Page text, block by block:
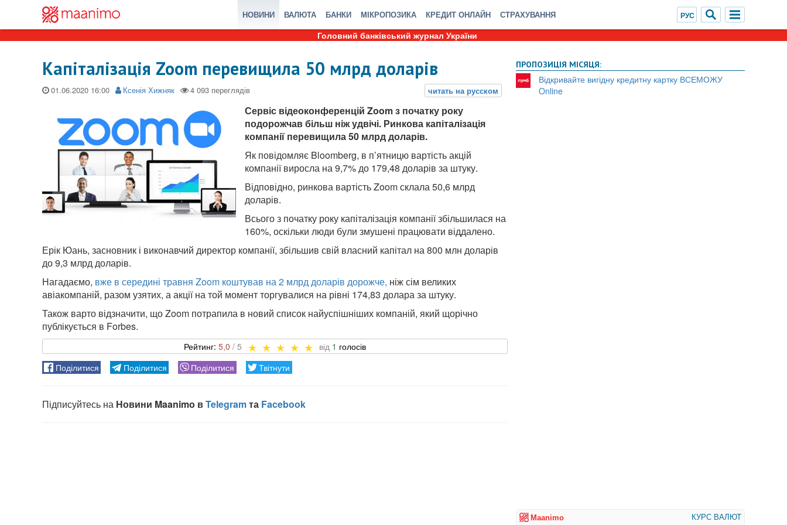
НОВИНИ ВАЛЮТА БАНКИ МІКРОПОЗИКА КРЕДИТ ОНЛАЙН СТРАХУВАННЯ
Головний банківський журнал України
Капіталізація Zoom перевищила 50 млрд доларів
01.06.2020 Ксенія Хижняк
Сервіс відеоконференцій Zoom з початку року
подорожчав більш ніж удвічі. Ринкова капіталізація
компанії перевищила 50 млрд доларів.
Як повідомляє Bloomberg, в п’ятницю вартість акцій
компанії виросла на 9,7% до 179,48 доларів за штуку.
Відповідно, ринкова вартість Zoom склала 50,6 млрд
доларів.
Всього з початку року капіталізація компанії збільшилася на
160%, оскільки люди були змушені працювати віддалено.
Ерік Юань, засновник і виконавчий директор компанії, збільшив свій власний капітал на 800 млн доларів
до 9,3 млрд доларів.
Нагадаємо, вже в середині травня Zoom коштував на 2 млрд доларів дорожче, ніж сім великих
авіакомпаній, разом узятих, а акції на той момент торгувалися на рівні 174,83 долара за штуку.
Також варто відзначити, що Zoom потрапила в новий список найуспішніших компаній, який щорічно
публікується в Forbes.
5,0 1
ПРОПОЗИЦІЯ МІСЯЦЯ:
Відкривайте вигідну кредитну картку ВСЕМОЖУ
Online